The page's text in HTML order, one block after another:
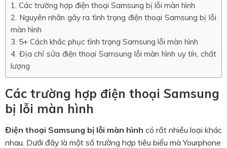
Các trường hợp điện thoại Samsung bị lỗi màn hình
Nguyên nhân gây ra tình trạng điện thoại Samsung bị lỗi
màn hình
5+ Cách khắc phục tình trạng Samsung lỗi màn hình
Địa chỉ sửa điện thoại Samsung lỗi màn hình uy tín, chất
lượng
Các trường hợp điện thoại Samsung
bị lỗi màn hình
Điện thoại Samsung bị lỗi màn hình có rất nhiều loại khác
nhau. Dưới đây là một số trường hợp tiêu biểu mà Yourphone